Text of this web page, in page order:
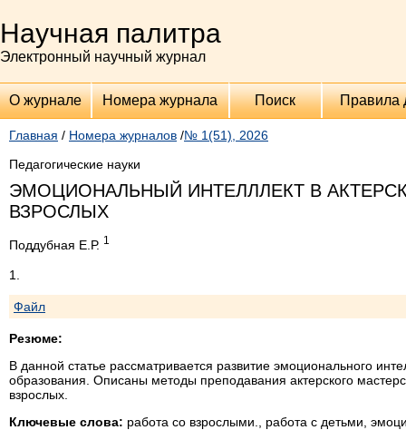
Научная палитра
Электронный научный журнал
О журнале Номера журнала Поиск Правила
Главная / Номера журналов /№ 1(51), 2026
Педагогические науки
ЭМОЦИОНАЛЬНЫЙ ИНТЕЛЛЛЕКТ В
ВЗРОСЛЫХ
Поддубная Е.Р. 1
1.
Файл
Резюме:
В данной статье рассматривается развитие эмоционального
образования. Описаны методы преподавания актерского
взрослых.
Ключевые слова: работа со взрослыми., работа с детьми,